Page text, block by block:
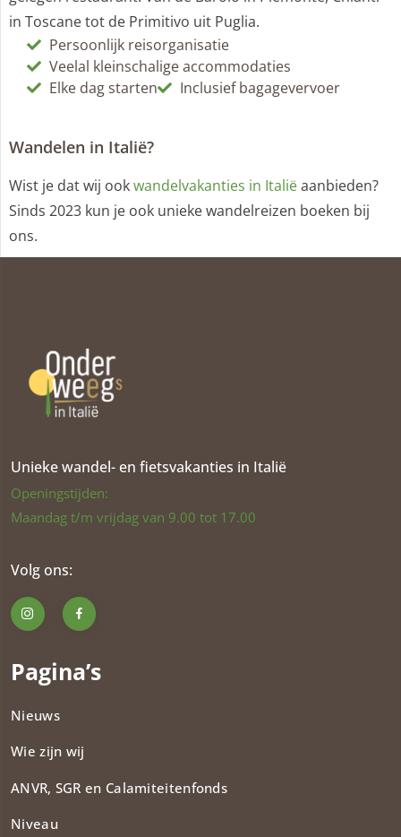
in Toscane tot de Primitivo uit Puglia.
Persoonlijk reisorganisatie
Veelal kleinschalige accommodaties
Elke dag starten
Inclusief bagagevervoer
Wandelen in Italië?
Wist je dat wij ookwandelvakanties in Italiëaanbieden?
Sinds 2023 kun je ook unieke wandelreizen boeken bij
ons.
Unieke wandel- en fietsvakanties in Italië
Openingstijden:
Maandag t/m vrijdag van 9.00 tot 17.00
Volg ons:
Pagina’s
Nieuws
Wie zijn wij
ANVR, SGR en Calamiteitenfonds​
Niveau